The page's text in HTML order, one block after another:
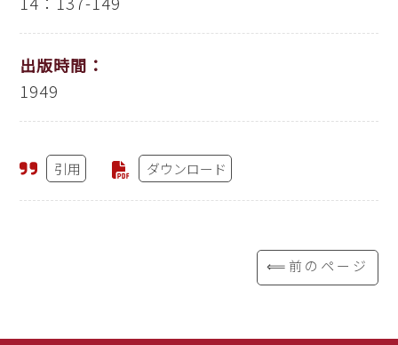
出版時間：
1949
引用 ダウンロード
⟸前のページ